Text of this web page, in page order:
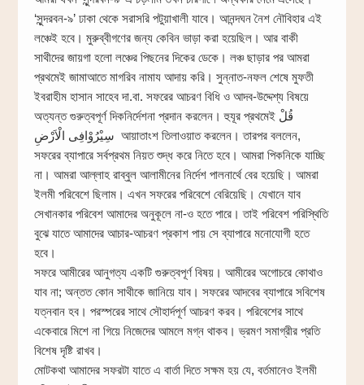
‘সুন্দরবন-৯’ ঢাকা থেকে সরাসরি পটুয়াখালী যাবে। আনন্দঘন নৈশ নৌবিহার এই
লঞ্চেই হবে। মুরুব্বীগণের জন্য কেবিন ভাড়া করা হয়েছিল। আর বাকী
সাথীদের জায়গা হলো লঞ্চের পিছনের দিকের ডেকে। লঞ্চ ছাড়ার পর আমরা
প্রথমেই জামাআতে মাগরিব নামায আদায় করি। সুন্নাত-নফল শেষে মুফতী
ইবরাহীম হাসান সাহেব দা.বা. সফরের আচরণ বিধি ও আদব-উদ্দেশ্য বিষয়ে
অত্যন্ত গুরুত্বপূর্ণ দিকনির্দেশনা প্রদান করলেন। হুযূর প্রথমেই قُلْ
سِيْرُوْافِى الْاَرْضِ আয়াতাংশ তিলাওয়াত করলেন। তারপর বললেন,
সফরের ব্যাপারে সর্বপ্রথম নিয়ত শুদ্ধ করে নিতে হবে। আমরা পিকনিকে যাচ্ছি
না। আমরা আল্লাহ রাব্বুল আলামীনের নির্দেশ পালনার্থে বের হয়েছি। আমরা
ইলমী পরিবেশে ছিলাম। এখন সফরের পরিবেশে বেরিয়েছি। যেখানে যাব
সেখানকার পরিবেশ আমাদের অনুকূলে না-ও হতে পারে। তাই পরিবেশ পরিস্থিতি
বুঝে যাতে আমাদের আচার-আচরণ প্রকাশ পায় সে ব্যাপারে মনোযোগী হতে
হবে।
সফরে আমীরের আনুগত্য একটি গুরুত্বপূর্ণ বিষয়। আমীরের অগোচরে কোথাও
যাব না; অন্তত কোন সাথীকে জানিয়ে যাব। সফরের আদবের ব্যাপারে সবিশেষ
যত্নবান হব। পরস্পরের সাথে সৌহার্দপূর্ণ আচরণ করব। পরিবেশের সাথে
একেবারে মিশে না গিয়ে নিজেদের আমলে মগ্ন থাকব। ভ্রমণ সমাগ্রীর প্রতি
বিশেষ দৃষ্টি রাখব।
মোটকথা আমাদের সফরটা যাতে এ বার্তা দিতে সক্ষম হয় যে, বর্তমানেও ইলমী